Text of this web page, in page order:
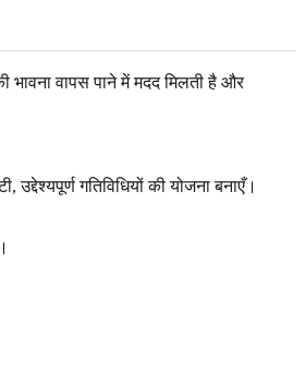
वापस पाने में मदद मिलती है और
गतिविधियों की योजना बनाएँ।